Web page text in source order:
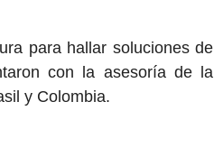
para hallar soluciones de
con la asesoría de la
y Colombia.